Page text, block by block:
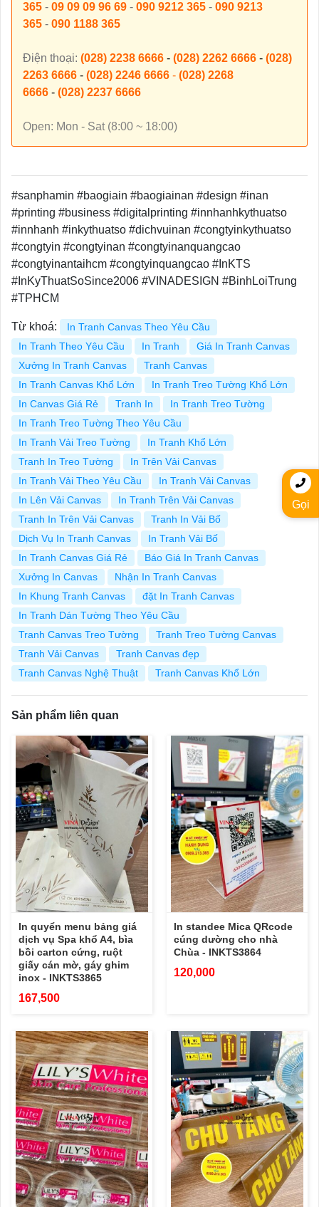
365 - 09 09 09 96 69 - 090 9212 365 - 090 9213
365 - 090 1188 365
Điện thoại: (028) 2238 6666 - (028) 2262 6666 - (028)
2263 6666 - (028) 2246 6666 - (028) 2268
6666 - (028) 2237 6666
Open: Mon - Sat (8:00 ~ 18:00)
#sanphamin #baogiain #baogiainan #design #inan
#printing #business #digitalprinting #innhanhkythuatso
#innhanh #inkythuatso #dichvuinan #congtyinkythuatso
#congtyin #congtyinan #congtyinanquangcao
#congtyinantaihcm #congtyinquangcao #InKTS
#InKyThuatSoSince2006 #VINADESIGN #BinhLoiTrung
#TPHCM
Từ khoá:
In Tranh Canvas Theo Yêu Cầu
In Tranh Theo Yêu Cầu
In Tranh
Giá In Tranh Canvas
Xưởng In Tranh Canvas
Tranh Canvas
In Tranh Canvas Khổ Lớn
In Tranh Treo Tường Khổ Lớn
In Canvas Giá Rẻ
Tranh In
In Tranh Treo Tường
In Tranh Treo Tường Theo Yêu Cầu
In Tranh Vải Treo Tường
In Tranh Khổ Lớn
Tranh In Treo Tường
In Trên Vải Canvas
In Tranh Vải Theo Yêu Cầu
In Tranh Vải Canvas
In Lên Vải Canvas
In Tranh Trên Vải Canvas
Tranh In Trên Vải Canvas
Tranh In Vải Bố
Dịch Vụ In Tranh Canvas
In Tranh Vải Bố
In Tranh Canvas Giá Rẻ
Báo Giá In Tranh Canvas
Xưởng In Canvas
Nhận In Tranh Canvas
In Khung Tranh Canvas
đặt In Tranh Canvas
In Tranh Dán Tường Theo Yêu Cầu
Tranh Canvas Treo Tường
Tranh Treo Tường Canvas
Tranh Vải Canvas
Tranh Canvas đẹp
Tranh Canvas Nghệ Thuật
Tranh Canvas Khổ Lớn
Sản phẩm liên quan
In quyển menu bảng giá
dịch vụ Spa khổ A4, bìa
bồi carton cứng, ruột
giấy cán mờ, gáy ghim
inox - INKTS3865
167,500
In standee Mica QRcode
cúng dường cho nhà
Chùa - INKTS3864
120,000
Gọi